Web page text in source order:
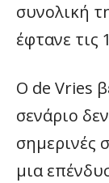
συνολική
έφτανε τις
Ο de Vries
σενάριο
σημερινές
μια